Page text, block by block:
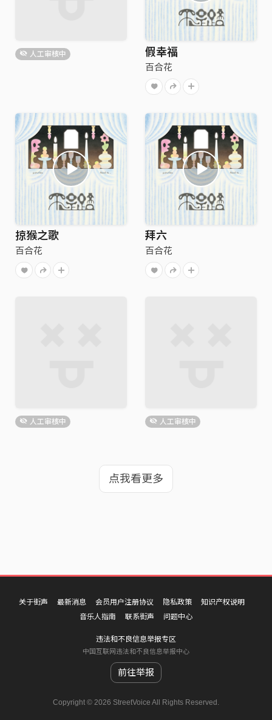
人工审核中 假幸福
百合花
掠猴之歌
百合花
拜六
百合花
人工审核中 人工审核中
点我看更多
关于街声 最新消息 会员用户注册协议 隐私政策
知识产权说明
音乐人指南
联系街声 问题中心
违法和不良信息举报专区
中国互联网违法和不良信息举报中心
前往举报
Copyright © 2026 StreetVoice All Rights Reserved.